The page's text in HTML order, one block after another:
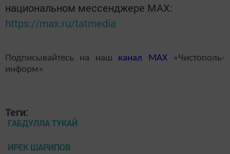
национальном мессенджере MАХ:
https://max.ru/tatmedia
Подписывайтесь на наш канал MAX«Чистополь-
информ»
Теги:
ГАБДУЛЛА ТУКАЙ
ИРЕК ШАРИПОВ